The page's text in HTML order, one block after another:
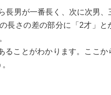
長男が一番長く、次に次男、
長さの差の部分に「2才」と
ることがわかります。ここか